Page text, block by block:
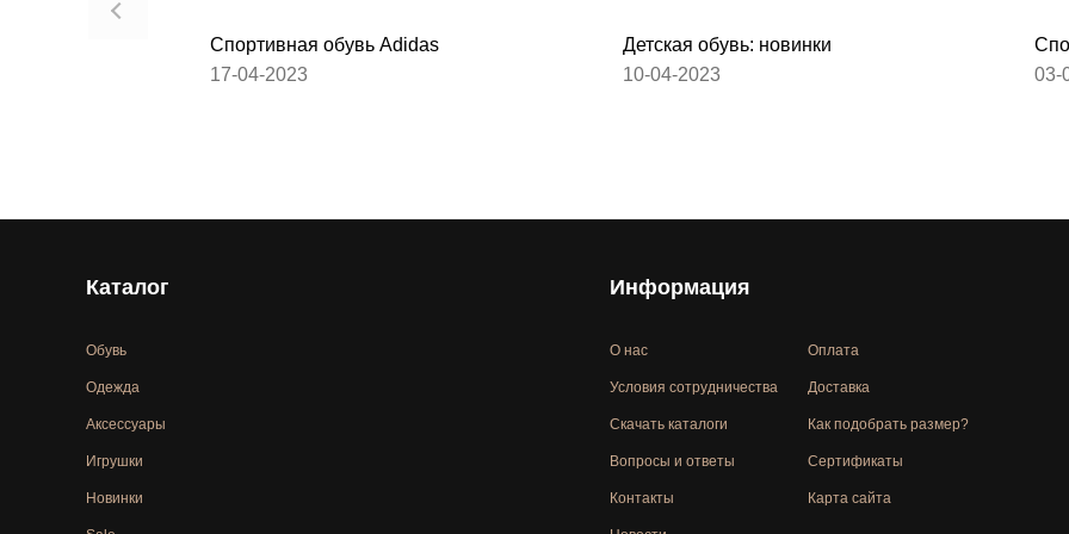
Спортивная обувь Adidas
17-04-2023
Детская обувь: новинки
10-04-2023
03-
Каталог
Обувь
Одежда
Аксессуары
Игрушки
Новинки
Информация
О нас
Условия сотрудничества
Скачать каталоги
Вопросы и ответы
Контакты
Оплата
Доставка
Как подобрать размер?
Сертификаты
Карта сайта